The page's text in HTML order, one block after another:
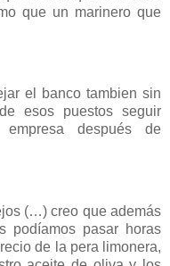
que un marinero que
el banco tambien sin
esos puestos seguir
después de
(…) creo que además
podíamos pasar horas
de la pera limonera,